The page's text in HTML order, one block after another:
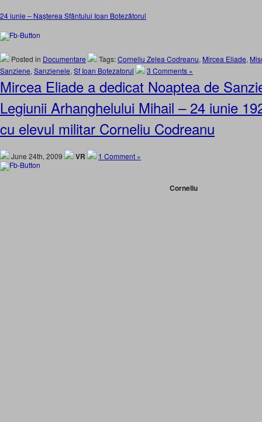
24 iunie – Nașterea Sfântului Ioan Botezătorul
Posted in Documentare Tags:Corneliu Zelea Codreanu, Mircea Eliade,
Sanziene, Sanzienele, Sf Ioan Botezatorul 3 Comments »
Mircea Eliade a dedicat Noaptea de
Legiunii Arhanghelului Mihail – 24 iunie
cu elevul militar Corneliu Codreanu
June 24th, 2009 VR 1 Comment »
Corneliu